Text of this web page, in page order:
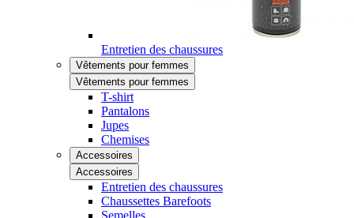
Entretien des chaussures
Vêtements pour femmes
Vêtements pour femmes
T-shirt
Pantalons
Jupes
Chemises
Accessoires
Accessoires
Entretien des chaussures
Chaussettes Barefoots
Semelles